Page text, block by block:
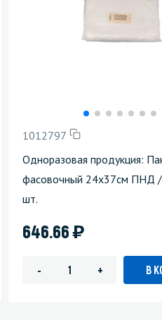
1012797
Одноразовая продукция:
фасовочный 24х37см ПНД
шт.
646.66)
- + В